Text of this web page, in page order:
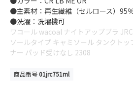
●主素材：再生繊維（セルロース）95
●洗濯：洗濯機可
ワコール wacoal ナイトアップブラ
ソールタイプ キャミソール タンクトッ
ナー パッド受けなし 2308
商品番号01jrc751ml